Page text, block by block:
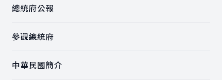
總統府公報
參觀總統府
中華民國簡介